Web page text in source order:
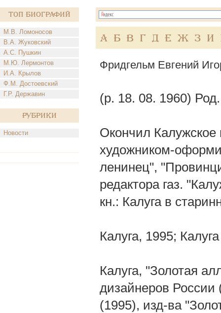
Топ Биографий
М.В. Ломоносов
В.А. Жуковский
А.С. Пушкин
М.Ю. Лермонтов
И.А. Крылов
Ф.М. Достоевский
Г.Р. Державин
Рубрики
Новости
А Б В Г Д Е Ж З И
Фридгельм Евгений
(р. 18. 08. 1960)
Окончил Калужское
художником-
ленинец",
редактора газ.
кн.: Калуга в
Калуга, 1995;
Калуга, "Золотая
дизайнеров
(1995), изд-ва